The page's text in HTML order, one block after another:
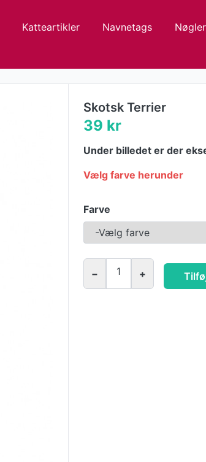
Katteartikler Navnetags
Skotsk Terrier
39 kr
Under billedet er der
Vælg farve herunder
Farve
− 1 +